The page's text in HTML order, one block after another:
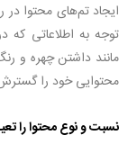
ایجاد تم‌های محتوا در
توجه به اطلاعاتی
مانند داشتن چهره و
محتوایی خود را
نسبت و نوع محتوا را